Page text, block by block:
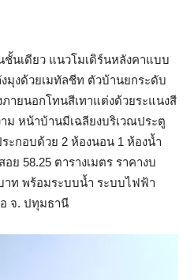
นเดียว แนวโมเดิร์นหลังคาแบบ
มุงด้วยเมทัลชีท ตัวบ้านยกระดับ
ายนอกโทนสีเทาแต่งด้วยระแนงสี
ม หน้าบ้านมีเฉลียงบริเวณประตู
ะกอบด้วย 2 ห้องนอน 1 ห้องน้ำ
ย 58.25 ตารางเมตร ราคางบ
าท พร้อมระบบน้ำ ระบบไฟฟ้า
จ. ปทุมธานี